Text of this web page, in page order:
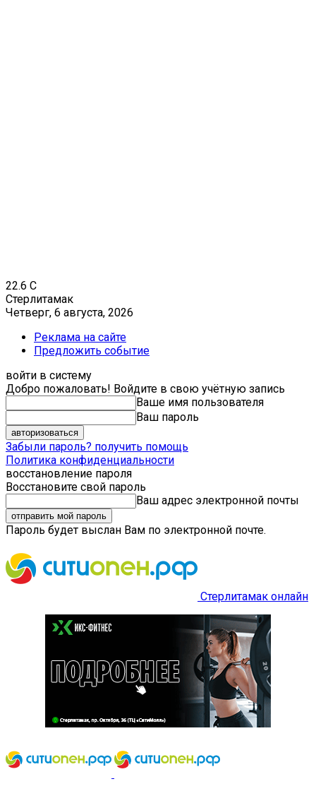
22.6 C
Стерлитамак
Четверг, 6 августа, 2026
Реклама на сайте
Предложить событие
войти в систему
Добро пожаловать! Войдите в свою учётную запись
Ваше имя пользователя
Ваш пароль
Забыли пароль? получить помощь
Политика конфиденциальности
восстановление пароля
Восстановите свой пароль
Ваш адрес электронной почты
Пароль будет выслан Вам по электронной почте.
Стерлитамак онлайн